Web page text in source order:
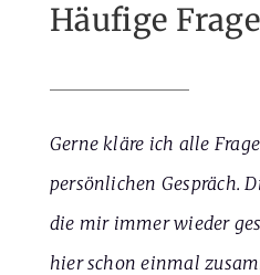
Häufige
Gerne kläre ich alle
persönlichen Gespräch.
die mir immer wieder
hier schon einmal